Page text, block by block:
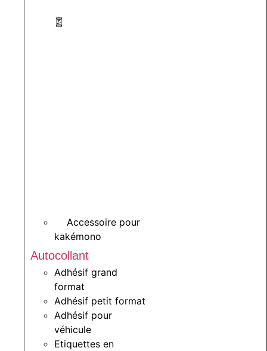
Accessoire pour
kakémono
Autocollant
Adhésif grand
format
Adhésif petit format
Adhésif pour
véhicule
Etiquettes en